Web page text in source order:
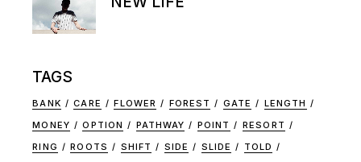
TAGS
BANK CARE FLOWER FOREST GATE
LENGTH
MONEY
OPTION PATHWAY POINT
RESORT
RING
ROOTS SHIFT SIDE SLIDE
TOLD